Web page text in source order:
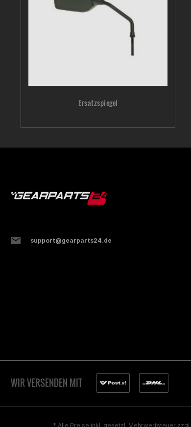
Ersatzspiegel
support@gearparts24.de
WIR VERSENDEN MIT
* Alle Preise inkl. gesetzl. Mehrwertsteuer zzgl.